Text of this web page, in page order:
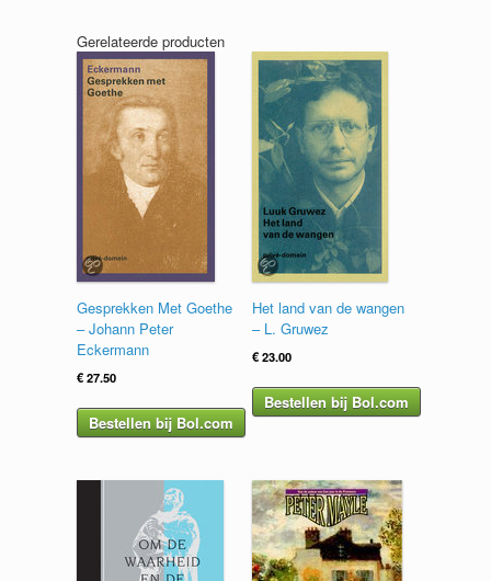
Gerelateerde producten
Gesprekken Met Goethe
– Johann Peter
Eckermann
€27.50
Bestellen bij Bol.com
Het land van de wangen
– L. Gruwez
€23.00
Bestellen bij Bol.com